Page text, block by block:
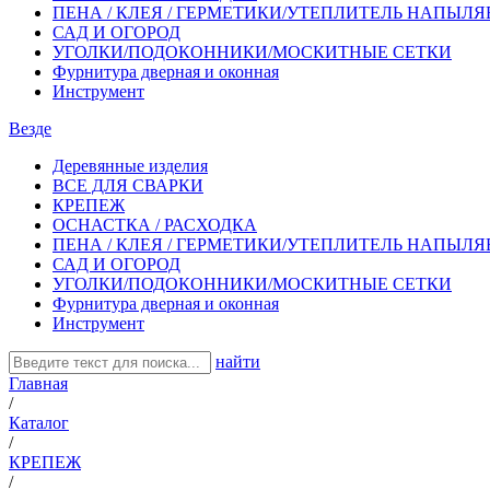
ПЕНА / КЛЕЯ / ГЕРМЕТИКИ/УТЕПЛИТЕЛЬ
САД И ОГОРОД
УГОЛКИ/ПОДОКОННИКИ/МОСКИТНЫЕ СЕТКИ
Фурнитура дверная и оконная
Инструмент
Везде
Деревянные изделия
ВСЕ ДЛЯ СВАРКИ
КРЕПЕЖ
ОСНАСТКА / РАСХОДКА
ПЕНА / КЛЕЯ / ГЕРМЕТИКИ/УТЕПЛИТЕЛЬ
САД И ОГОРОД
УГОЛКИ/ПОДОКОННИКИ/МОСКИТНЫЕ СЕТКИ
Фурнитура дверная и оконная
Инструмент
найти
Главная
/
Каталог
/
КРЕПЕЖ
/